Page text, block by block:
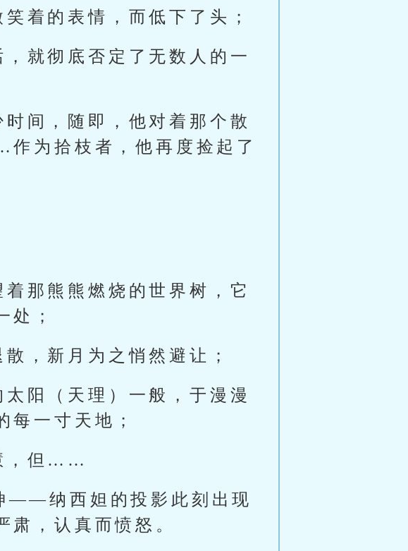
着的表情，而低下了头；
就彻底否定了无数人的一
间，随即，他对着那个散
为拾枝者，他再度捡起了
那熊熊燃烧的世界树，它
处；
，新月为之悄然避让；
阳（天理）一般，于漫漫
每一寸天地；
，但……
——纳西妲的投影此刻出现
肃，认真而愤怒。